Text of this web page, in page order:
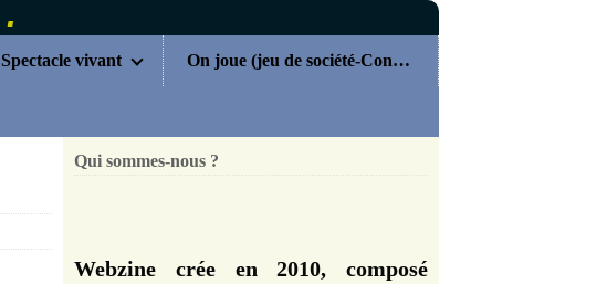
Spectacle vivant On joue (jeu de société-Concours)
Qui sommes-nous ?
Webzine crée en 2010, composé